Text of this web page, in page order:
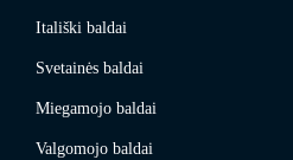
Itališki baldai
Svetainės baldai
Miegamojo baldai
Valgomojo baldai